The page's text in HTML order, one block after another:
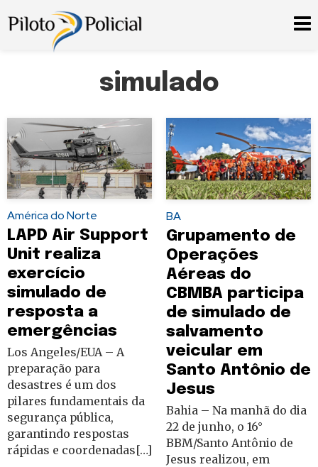
simulado
América do Norte
LAPD Air Support
Unit realiza
exercício
simulado de
resposta a
emergências
Los Angeles/EUA – A
preparação para
desastres é um dos
pilares fundamentais da
segurança pública,
garantindo respostas
rápidas e coordenadas[…]
BA
Grupamento de
Operações
Aéreas do
CBMBA participa
de simulado de
salvamento
veicular em
Santo Antônio de
Jesus
Bahia – Na manhã do dia
22 de junho, o 16°
BBM/Santo Antônio de
Jesus realizou, em